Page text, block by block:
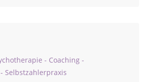
- Coaching -
Selbstzahlerpraxis